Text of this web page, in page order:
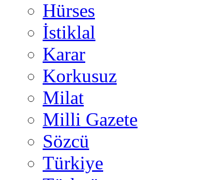
Hürses
İstiklal
Karar
Korkusuz
Milat
Milli Gazete
Sözcü
Türkiye